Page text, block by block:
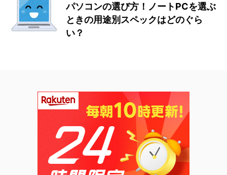
パソコンの選び方！ノートPCを選ぶ
ときの用途別スペックはどのぐら
い？